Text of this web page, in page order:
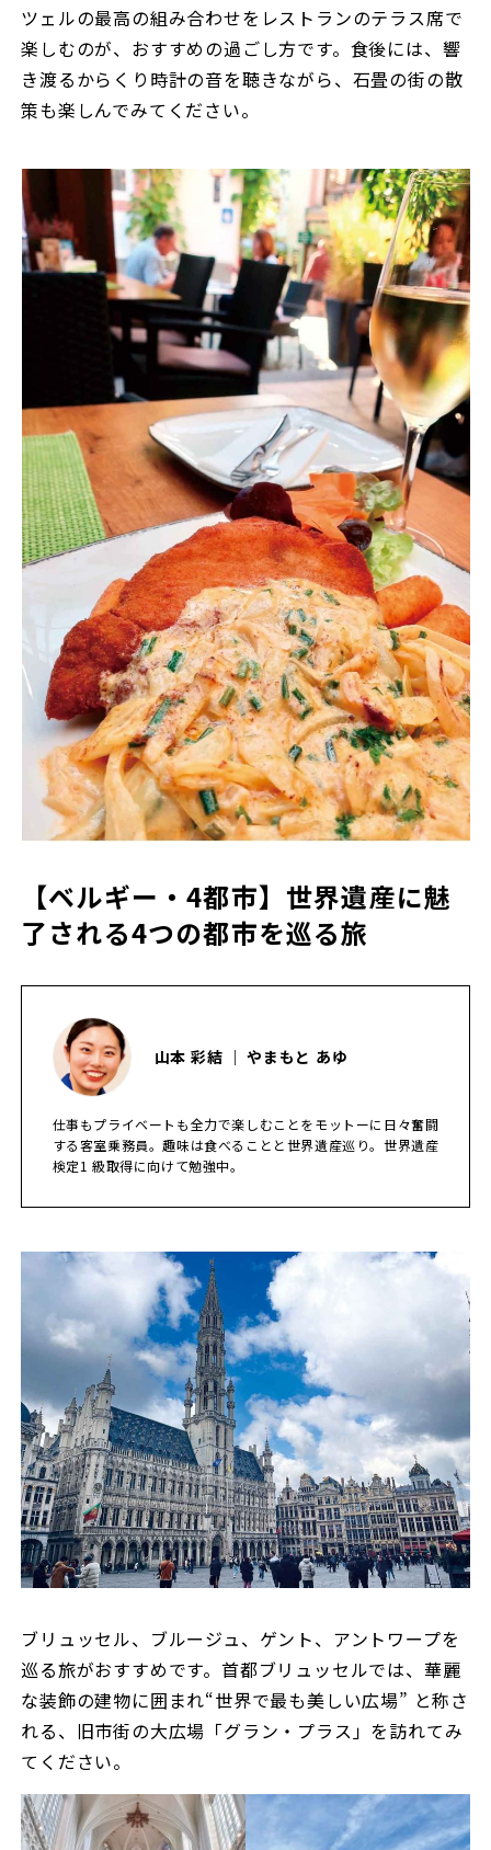
ツェルの最高の組み合わせをレストランのテラス席で
楽しむのが、おすすめの過ごし方です。食後には、響
き渡るからくり時計の音を聴きながら、石畳の街の散
策も楽しんでみてください。
【ベルギー・4都市】世界遺産に魅
了される4つの都市を巡る旅
山本 彩結 ｜ やまもと あゆ
仕事もプライベートも全力で楽しむことをモットーに日々奮闘
する客室乗務員。趣味は食べることと世界遺産巡り。世界遺産
検定1 級取得に向けて勉強中。
ブリュッセル、ブルージュ、ゲント、アントワープを
巡る旅がおすすめです。首都ブリュッセルでは、華麗
な装飾の建物に囲まれ“世界で最も美しい広場” と称さ
れる、旧市街の大広場「グラン・プラス」を訪れてみ
てください。